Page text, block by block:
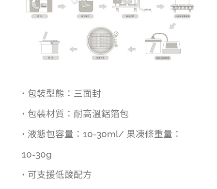
• 包裝型態：三面封
• 包裝材質：耐高溫鋁箔包
• 液態包容量：10-30ml/ 果凍條重量：
10-30g
• 可支援低酸配方